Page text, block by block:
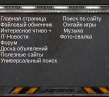
Главная страница
Поиск по сайту
Файловый обменник
Онлайн игры
Интересное чтиво +
Музыка
IT-Новости
Фото-свалка
Форум
Доска объявлений
Полезные сайты
Универсальный поиск